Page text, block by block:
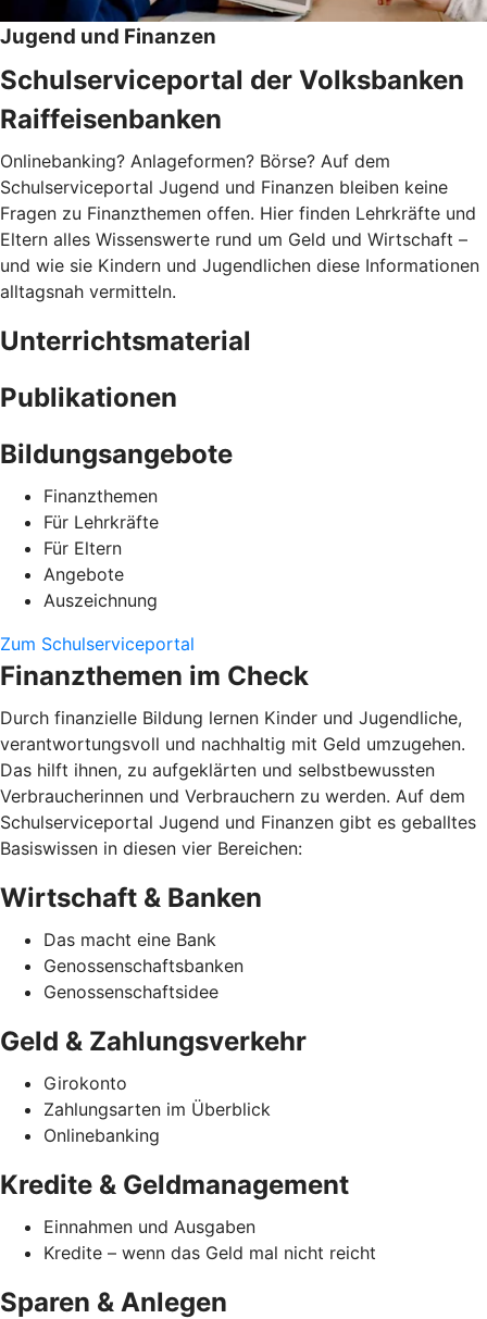
Jugend und Finanzen
Schulserviceportal der Volksbanken
Raiffeisenbanken
Onlinebanking? Anlageformen? Börse? Auf dem
Schulserviceportal Jugend und Finanzen bleiben keine
Fragen zu Finanzthemen offen. Hier finden Lehrkräfte und
Eltern alles Wissenswerte rund um Geld und Wirtschaft –
und wie sie Kindern und Jugendlichen diese Informationen
alltagsnah vermitteln.
Unterrichtsmaterial
Publikationen
Bildungsangebote
Finanzthemen
Für Lehrkräfte
Für Eltern
Angebote
Auszeichnung
Zum Schulserviceportal
Finanzthemen im Check
Durch finanzielle Bildung lernen Kinder und Jugendliche,
verantwortungsvoll und nachhaltig mit Geld umzugehen.
Das hilft ihnen, zu aufgeklärten und selbstbewussten
Verbraucherinnen und Verbrauchern zu werden. Auf dem
Schulserviceportal Jugend und Finanzen gibt es geballtes
Basiswissen in diesen vier Bereichen:
Wirtschaft & Banken
Das macht eine Bank
Genossenschaftsbanken
Genossenschaftsidee
Geld & Zahlungsverkehr
Girokonto
Zahlungsarten im Überblick
Onlinebanking
Kredite & Geldmanagement
Einnahmen und Ausgaben
Kredite – wenn das Geld mal nicht reicht
Sparen & Anlegen